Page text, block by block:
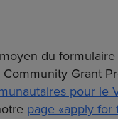
du
Grant
pour le
page «apply